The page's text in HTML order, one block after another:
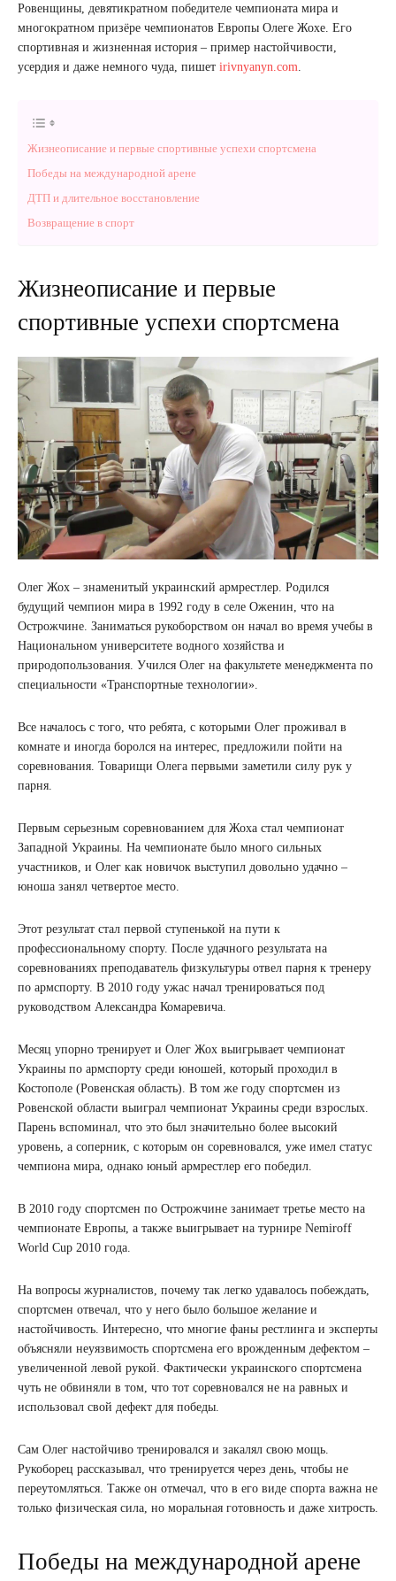
Ровенщины, девятикратном победителе чемпионата мира и
многократном призёре чемпионатов Европы Олеге Жохе. Его
спортивная и жизненная история – пример настойчивости,
усердия и даже немного чуда, пишет irivnyanyn.com
Жизнеописание и первые спортивные успехи спортсмена
Победы на международной арене
ДТП и длительное восстановление
Возвращение в спорт
Жизнеописание и первые
спортивные успехи спортсмена
Олег Жох – знаменитый украинский армрестлер. Родился
будущий чемпион мира в 1992 году в селе Оженин, что на
Острожчине. Заниматься рукоборством он начал во время учебы в
Национальном университете водного хозяйства и
природопользования. Учился Олег на факультете менеджмента по
специальности «Транспортные технологии».
Все началось с того, что ребята, с которыми Олег проживал в
комнате и иногда боролся на интерес, предложили пойти на
соревнования. Товарищи Олега первыми заметили силу рук у
парня.
Первым серьезным соревнованием для Жоха стал чемпионат
Западной Украины. На чемпионате было много сильных
участников, и Олег как новичок выступил довольно удачно –
юноша занял четвертое место.
Этот результат стал первой ступенькой на пути к
профессиональному спорту. После удачного результата на
соревнованиях преподаватель физкультуры отвел парня к тренеру
по армспорту. В 2010 году ужас начал тренироваться под
руководством Александра Комаревича.
Месяц упорно тренирует и Олег Жох выигрывает чемпионат
Украины по армспорту среди юношей, который проходил в
Костополе (Ровенская область). В том же году спортсмен из
Ровенской области выиграл чемпионат Украины среди взрослых.
Парень вспоминал, что это был значительно более высокий
уровень, а соперник, с которым он соревновался, уже имел статус
чемпиона мира, однако юный армрестлер его победил.
В 2010 году спортсмен по Острожчине занимает третье место на
чемпионате Европы, а также выигрывает на турнире Nemiroff
World Cup 2010 года.
На вопросы журналистов, почему так легко удавалось побеждать,
спортсмен отвечал, что у него было большое желание и
настойчивость. Интересно, что многие фаны рестлинга и эксперты
объясняли неуязвимость спортсмена его врожденным дефектом –
увеличенной левой рукой. Фактически украинского спортсмена
чуть не обвиняли в том, что тот соревновался не на равных и
использовал свой дефект для победы.
Сам Олег настойчиво тренировался и закалял свою мощь.
Рукоборец рассказывал, что тренируется через день, чтобы не
переутомляться. Также он отмечал, что в его виде спорта важна не
только физическая сила, но моральная готовность и даже хитрость.
Победы на международной арене